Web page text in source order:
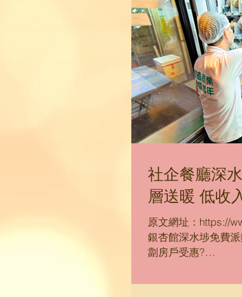
社企餐廳深
層送暖 低收
原文網址：https://
銀杏館深水埗免費
劏房戶受惠?
發佈時間: 2022-10-